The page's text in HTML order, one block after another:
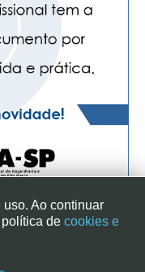
DE SÃO PAULO
Ao continuar
de cookies e